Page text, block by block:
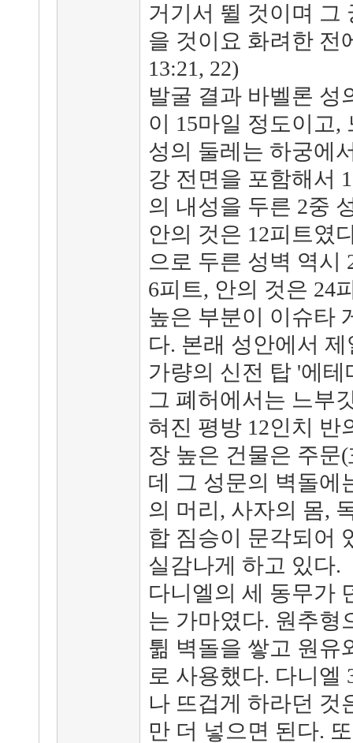
거기서 뛸 것이며 그
을 것이요 화려한 전
13:21, 22)
발굴 결과 바벨론 성
이 15마일 정도이고,
성의 둘레는 하궁에
강 전면을 포함해서
의 내성을 두른 2중
안의 것은 12피트였
으로 두른 성벽 역시
6피트, 안의 것은 24
높은 부분이 이슈타
다. 본래 성안에서
가량의 신전 탑 '에테
그 폐허에서는 느부
혀진 평방 12인치 반
장 높은 건물은 주문
데 그 성문의 벽돌에
의 머리, 사자의 몸,
합 짐승이 문각되어
실감나게 하고 있다.
다니엘의 세 동무가
는 가마였다. 원추형
튊 벽돌을 쌓고 원유
로 사용했다. 다니엘
나 뜨겁게 하라던 것
만 더 넣으면 된다.